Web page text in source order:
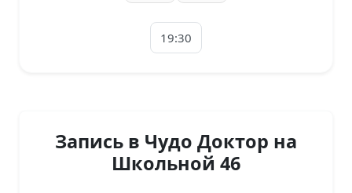
19:30
Запись в Чудо Доктор на
Школьной 46